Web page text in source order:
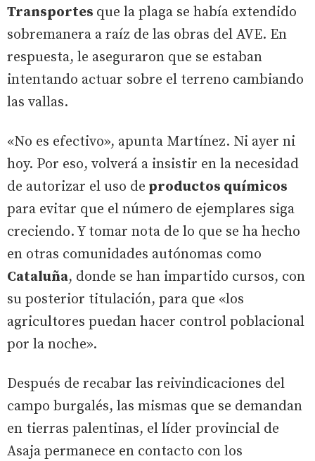
Transportes que la plaga se había extendido
sobremanera a raíz de las obras del AVE. En
respuesta, le aseguraron que se estaban
intentando actuar sobre el terreno cambiando
las vallas.
«No es efectivo», apunta Martínez. Ni ayer ni
hoy. Por eso, volverá a insistir en la necesidad
de autorizar el uso de productos químicos
para evitar que el número de ejemplares siga
creciendo. Y tomar nota de lo que se ha hecho
en otras comunidades autónomas como
Cataluña, donde se han impartido cursos, con
su posterior titulación, para que «los
agricultores puedan hacer control poblacional
por la noche».
Después de recabar las reivindicaciones del
campo burgalés, las mismas que se demandan
en tierras palentinas, el líder provincial de
Asaja permanece en contacto con los